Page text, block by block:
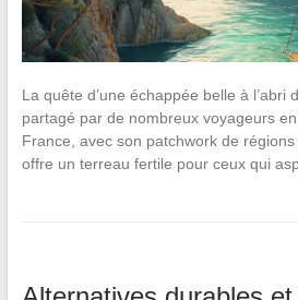
La quête d’une échappée belle à l’abri
partagé par de nombreux voyageurs
France, avec son patchwork de
offre un terreau fertile pour ceux qui